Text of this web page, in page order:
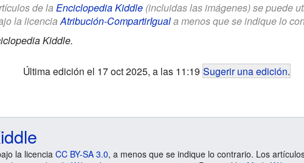
de la Enciclopedia Kiddle(incluidas las imágenes) se puede
la licenciaAtribución-CompartirIguala menos que se indique lo
Kiddle.
Última edición el 17 oct 2025, a las 11:19 Sugerir una edición.
la licencia CC BY-SA 3.0, a menos que se indique lo contrario. Los